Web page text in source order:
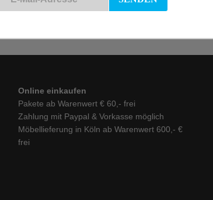
Online einkaufen
Pakete ab Warenwert € 60,- frei
Zahlung mit Paypal & Vorkasse möglich
Möbellieferung in Köln ab Warenwert 600,- €
frei